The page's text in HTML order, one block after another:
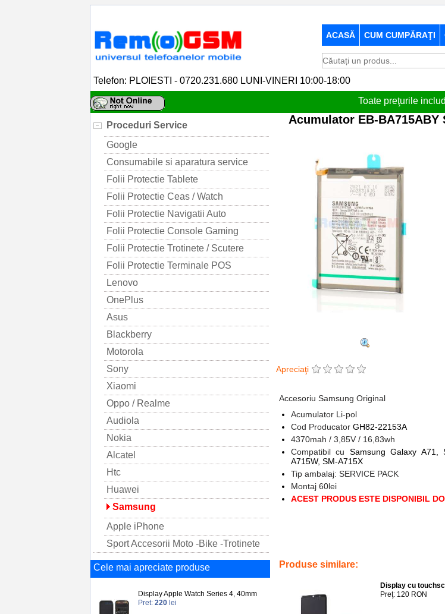
ACASĂ CUM CUMPĂRAŢI
Telefon: PLOIESTI - 0720.231.680 LUNI-VINERI 10:00-18:00
Toate preţurile
Proceduri Service
Google
Consumabile si aparatura service
Folii Protectie Tablete
Folii Protectie Ceas / Watch
Folii Protectie Navigatii Auto
Folii Protectie Console Gaming
Folii Protectie Trotinete / Scutere
Folii Protectie Terminale POS
Lenovo
OnePlus
Asus
Blackberry
Motorola
Sony
Xiaomi
Oppo / Realme
Audiola
Nokia
Alcatel
Htc
Huawei
Samsung
Apple iPhone
Sport Accesorii Moto -Bike -Trotinete
Cele mai apreciate produse
Display Apple Watch Series 4, 40mm
Pret: 220 lei
Acumulator EB-BA715ABY
Apreciaţi
Accesoriu Samsung Original
Acumulator Li-pol
Cod Producator GH82-22153A
4370mah / 3,85V / 16,83wh
Compatibil cu Samsung Galaxy A71,
A715W, SM-A715X
Tip ambalaj: SERVICE PACK
Montaj 60lei
ACEST PRODUS ESTE DISPONIBIL
Produse similare:
Display cu
Preţ: 120 RON